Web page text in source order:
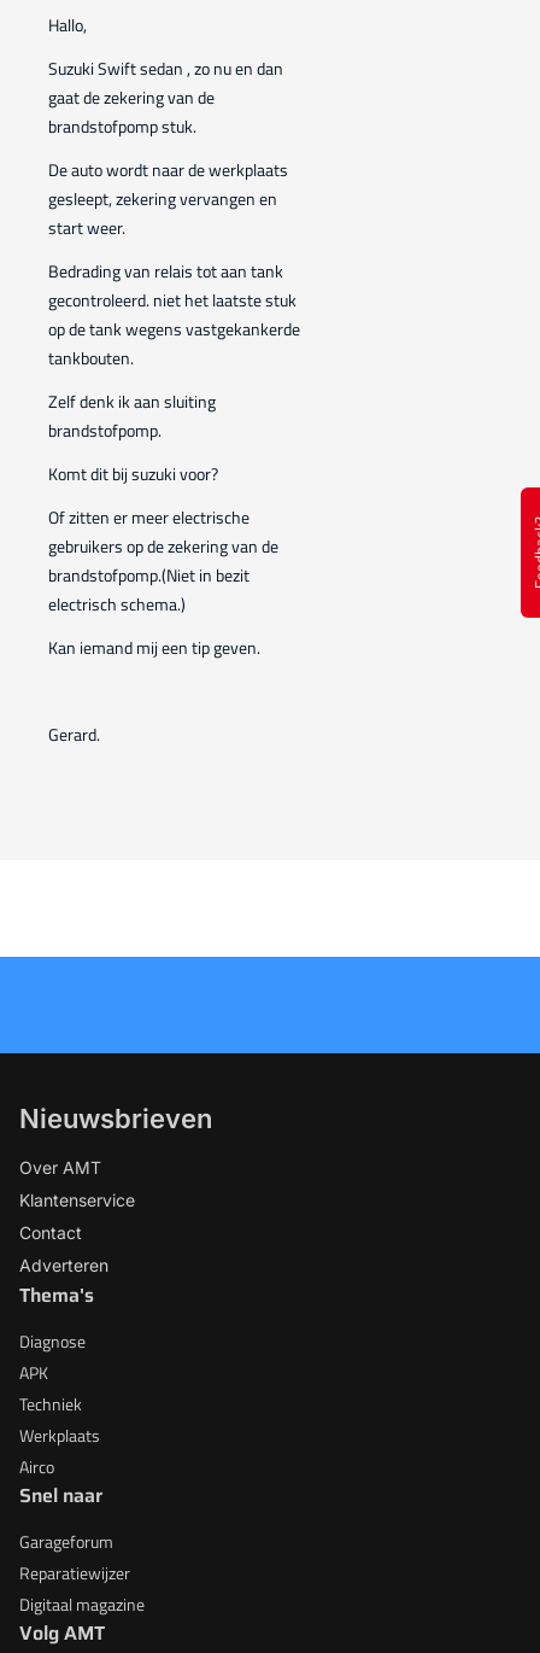
Hallo,
Suzuki Swift sedan , zo nu en dan
gaat de zekering van de
brandstofpomp stuk.
De auto wordt naar de werkplaats
gesleept, zekering vervangen en
start weer.
Bedrading van relais tot aan tank
gecontroleerd. niet het laatste stuk
op de tank wegens vastgekankerde
tankbouten.
Zelf denk ik aan sluiting
brandstofpomp.
Komt dit bij suzuki voor?
Of zitten er meer electrische
gebruikers op de zekering van de
brandstofpomp.(Niet in bezit
electrisch schema.)
Kan iemand mij een tip geven.
Gerard.
Nieuwsbrieven
Over AMT
Klantenservice
Contact
Adverteren
Thema's
Diagnose
APK
Techniek
Werkplaats
Airco
Snel naar
Garageforum
Reparatiewijzer
Digitaal magazine
Volg AMT